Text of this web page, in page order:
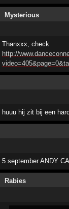
Mysterious
Thanxxx, check
http://
huuu hij zit bij een
5 september ANDY
Rabies